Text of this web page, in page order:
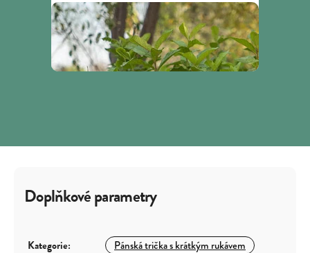
Doplňkové parametry
Kategorie: Pánská trička s krátkým rukávem